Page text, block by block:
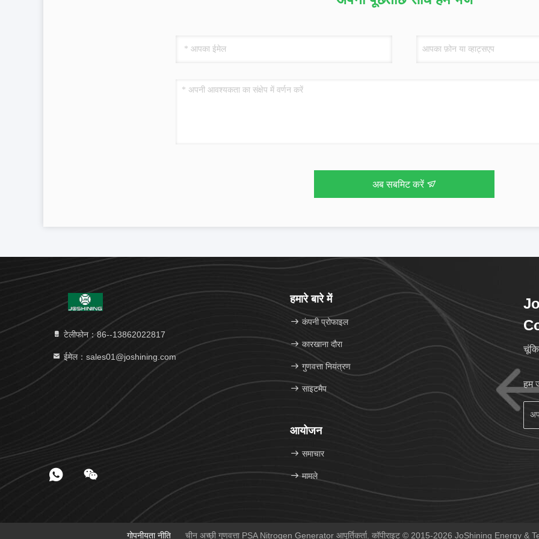
अब सबमिट करें
टेलीफोन：86--13862022817
ईमेल：sales01@joshining.com
हमारे बारे में
कंपनी प्रोफाइल
कारखाना दौरा
गुणवत्ता नियंत्रण
साइटमैप
आयोजन
समाचार
मामले
हम
गोपनीयता नीति चीन अच्छी गुणवत्ता PSA Nitrogen Generator आपूर्तिकर्ता. कॉपीराइट © 2015-2026 JoShining Energy &